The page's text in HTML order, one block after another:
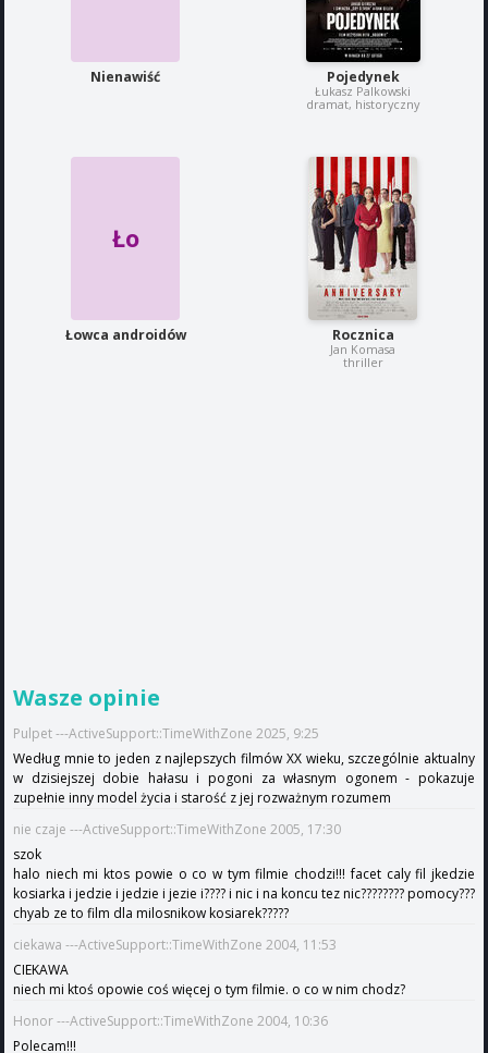
Nienawiść Pojedynek
Łukasz Palkowski
dramat, historyczny
Ło
Łowca androidów Rocznica
Jan Komasa
thriller
Wasze opinie
Pulpet ---ActiveSupport::TimeWithZone 2025, 9:25
Według mnie to jeden z najlepszych filmów XX wieku, szczególnie aktualny
w dzisiejszej dobie hałasu i pogoni za własnym ogonem - pokazuje
zupełnie inny model życia i starość z jej rozważnym rozumem
nie czaje ---ActiveSupport::TimeWithZone 2005, 17:30
szok
halo niech mi ktos powie o co w tym filmie chodzi!!! facet caly fil jkedzie
kosiarka i jedzie i jedzie i jezie i???? i nic i na koncu tez nic???????? pomocy???
chyab ze to film dla milosnikow kosiarek?????
ciekawa ---ActiveSupport::TimeWithZone 2004, 11:53
CIEKAWA
niech mi ktoś opowie coś więcej o tym filmie. o co w nim chodz?
Honor ---ActiveSupport::TimeWithZone 2004, 10:36
Polecam!!!